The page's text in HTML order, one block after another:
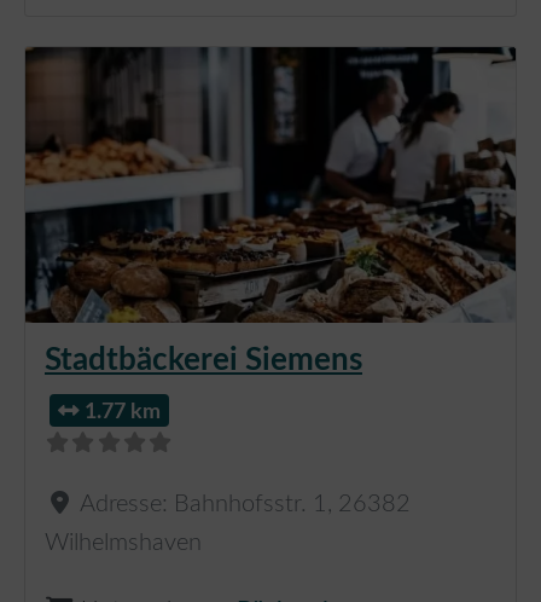
Stadtbäckerei Siemens
1.77 km
Adresse: Bahnhofsstr. 1 , 26382
Wilhelmshaven